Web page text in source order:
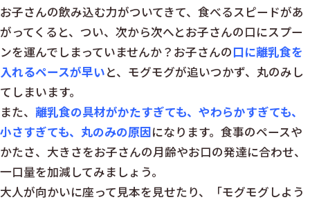
お子さんの飲み込む力がついてきて、食べるスピードがあ
がってくると、つい、次から次へとお子さんの口にスプー
ンを運んでしまっていませんか？お子さんの口に離乳食を
入れるペースが早いと、モグモグが追いつかず、丸のみし
てしまいます。
また、 離乳食の具材がかたすぎても、やわらかすぎても、
小さすぎても、丸のみの原因になります。食事のペースや
かたさ、大きさをお子さんの月齢やお口の発達に合わせ、
一口量を加減してみましょう。
大人が向かいに座って見本を見せたり、「モグモグしよう